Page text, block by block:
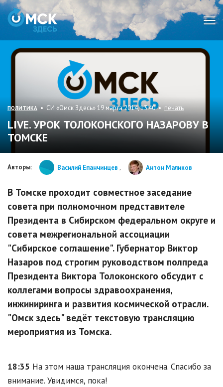
ПОЛИТИКА • СИ «Омск Здесь» 19 марта 2014, 13:40 • печать
LIVE. УРОК ТОЛОКОНСКОГО НАЗАРОВУ В
ТОМСКЕ
Авторы: Василий Епанчинцев , Антон Маликов
В Томске проходит совместное заседание
совета при полномочном представителе
Президента в Сибирском федеральном округе и
совета межрегиональной ассоциации
"Сибирское соглашение". Губернатор Виктор
Назаров под строгим руководством полпреда
Президента Виктора Толоконского обсудит с
коллегами вопросы здравоохранения,
инжиниринга и развития космической отрасли.
"Омск здесь" ведёт текстовую трансляцию
мероприятия из Томска.
18:35 На этом наша трансляция окончена. Спасибо за
внимание. Увидимся, пока!